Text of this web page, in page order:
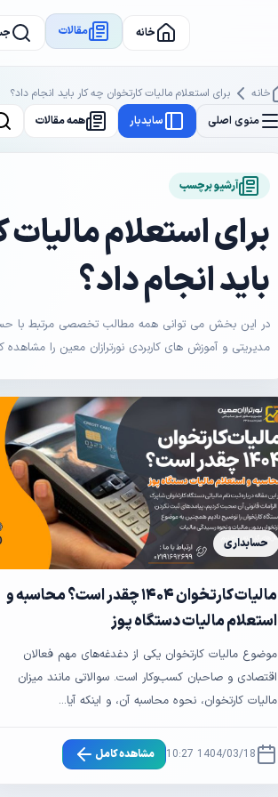
خانه مقالات
خانه
برای استعلام مالیات کارتخوان چه کار باید انجام داد؟
منوی اصلی
سایدبار همه مقالات
آرشیو برچسب
برای استعلام
باید انجام داد؟
در این بخش می توانی همه مطالب تخصصی مرتبط با
مدیریتی و آموزش های کاربردی نورترازان معین را مشاهده
حسابداری
مالیات کارتخوان ۱۴۰۴ چقدر است؟ محاسبه و
استعلام مالیات دستگاه پوز
موضوع مالیات کارتخوان یکی از دغدغه‌های مهم فعالان
اقتصادی و صاحبان کسب‌وکار است. سوالاتی مانند میزان
مالیات کارتخوان، نحوه محاسبه آن، و اینکه آیا...
1404/03/18 10:27 مشاهده کامل